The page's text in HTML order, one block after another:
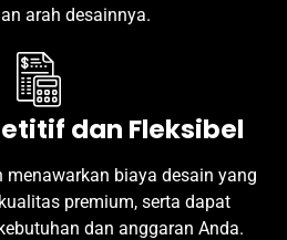
arah desainnya.
dan Fleksibel
menawarkan biaya desain yang
premium, serta dapat
dan anggaran Anda.